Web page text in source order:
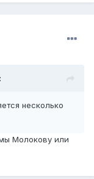
несколько
Молокову или